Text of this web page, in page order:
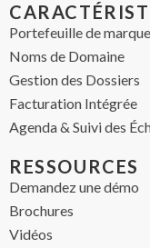
Portefeuille de
Noms de Domaine
Gestion des Dossiers
Facturation Intégrée
Agenda & Suivi des
RESSOURCES
Demandez une démo
Brochures
Vidéos